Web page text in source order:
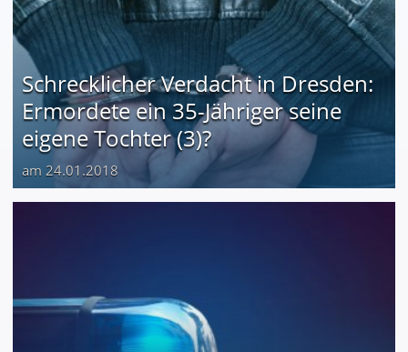
Schrecklicher Verdacht in Dresden:
Ermordete ein 35-Jähriger seine
eigene Tochter (3)?
am 24.01.2018